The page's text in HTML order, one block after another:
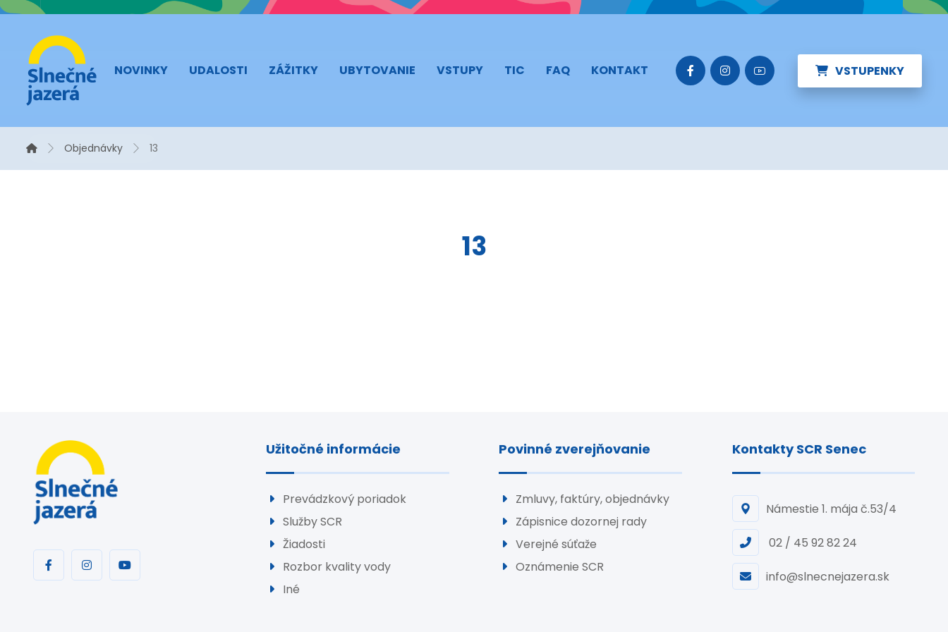
VSTUPENKY
NOVINKY UDALOSTI ZÁŽITKY UBYTOVANIE VSTUPY TIC FAQ KONTAKT
Objednávky 13
13
Užitočné informácie
Prevádzkový poriadok
Služby SCR
Žiadosti
Rozbor kvality vody
Iné
Povinné zverejňovanie
Zmluvy, faktúry, objednávky
Zápisnice dozornej rady
Verejné súťaže
Oznámenie SCR
Kontakty SCR Senec
Námestie 1. mája č.53/4
02 / 45 92 82 24
info@slnecnejazera.sk